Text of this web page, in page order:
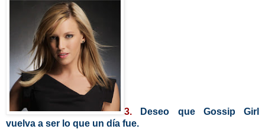
3. Deseo que Gossip Girl
vuelva a ser lo que un día fue.